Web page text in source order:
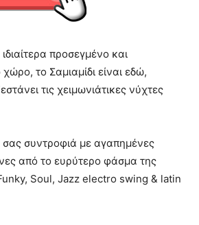
προσεγμένο και
το Σαμιαμίδι είναι εδώ,
τις χειμωνιάτικες νύχτες
συντροφιά με αγαπημένες
από το ευρύτερο φάσμα της
Soul, Jazz electro swing & latin